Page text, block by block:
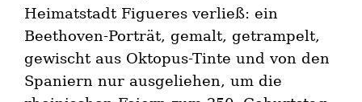
Heimatstadt Figueres verließ: ein
Beethoven-Porträt, gemalt, getrampelt,
gewischt aus Oktopus-Tinte und von den
Spaniern nur ausgeliehen, um die